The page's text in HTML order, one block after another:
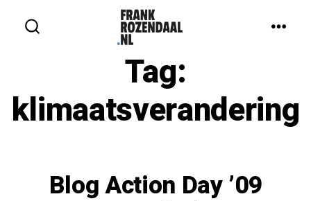
overslaan
IN-/UITSCHAKELEN
Tag:
klimaatsverandering
Blog Action Day ’09